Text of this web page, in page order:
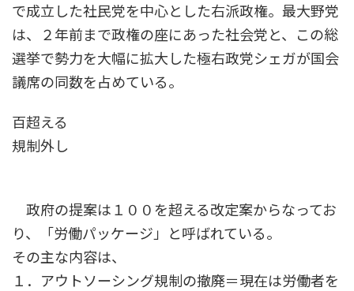
で成立した社民党を中心とした右派政権。最大野党
は、２年前まで政権の座にあった社会党と、この総
選挙で勢力を大幅に拡大した極右政党シェガが国会
議席の同数を占めている。
百超える
規制外し
政府の提案は１００を超える改定案からなってお
り、「労働パッケージ」と呼ばれている。
その主な内容は、
１．アウトソーシング規制の撤廃＝現在は労働者を